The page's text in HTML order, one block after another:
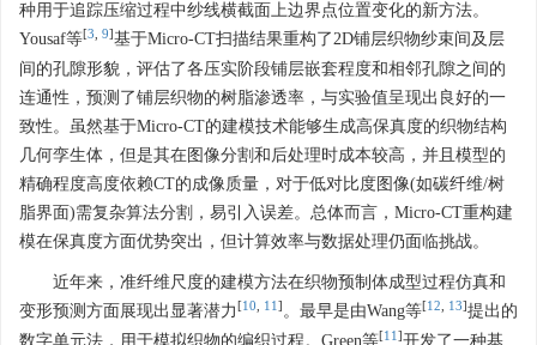
种用于追踪压缩过程中纱线横截面上边界点位置变化的新方法。
Yousaf等[3 9]基于Micro-CT扫描结果重构了2D铺层织物纱束间及层
间的孔隙形貌，评估了各压实阶段铺层嵌套程度和相邻孔隙之间的
连通性，预测了铺层织物的树脂渗透率，与实验值呈现出良好的一
致性。虽然基于Micro-CT的建模技术能够生成高保真度的织物结构
几何孪生体，但是其在图像分割和后处理时成本较高，并且模型的
精确程度高度依赖CT的成像质量，对于低对比度图像(如碳纤维/树
脂界面)需复杂算法分割，易引入误差。总体而言，Micro-CT重构建
模在保真度方面优势突出，但计算效率与数据处理仍面临挑战。
近年来，准纤维尺度的建模方法在织物预制体成型过程仿真和
变形预测方面展现出显著潜力 [10 11 ] 。最早是由Wang等[12 13]提出的
数字单元法，用于模拟织物的编织过程。Green等[11 ]开发了一种基